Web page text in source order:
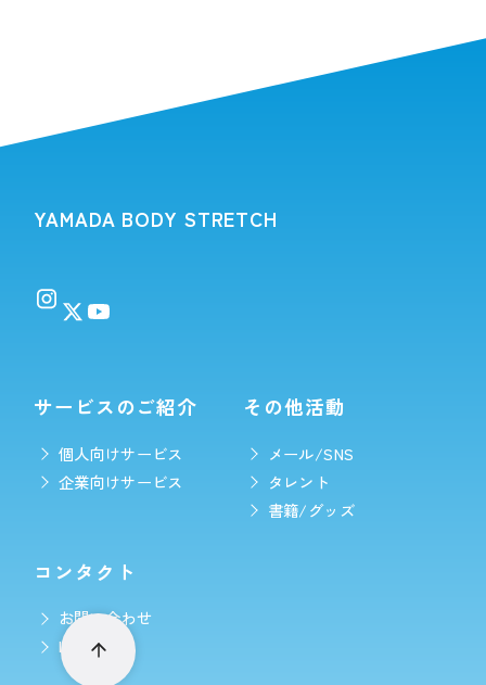
YAMADA BODY STRETCH
サービスのご紹介
個人向けサービス
企業向けサービス
その他活動
メール/SNS
タレント
書籍/グッズ
コンタクト
お問い合わせ
LINE予約